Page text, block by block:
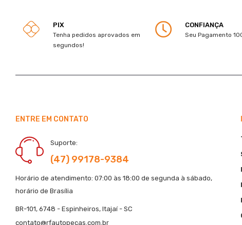
PIX
Tenha pedidos aprovados em
segundos!
CONFIANÇA
Seu Pagamento
ENTRE EM CONTATO
Suporte:
(47) 99178-9384
Horário de atendimento: 07:00 às 18:00 de segunda à sábado,
horário de Brasília
BR-101, 6748 - Espinheiros, Itajaí - SC
contato@rfautopecas.com.br